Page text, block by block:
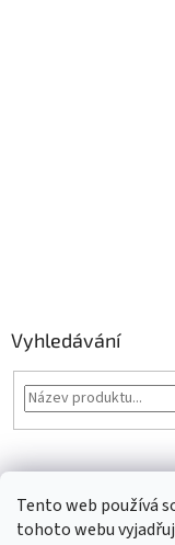
Tento web používá
tohoto webu
Vyhledávání